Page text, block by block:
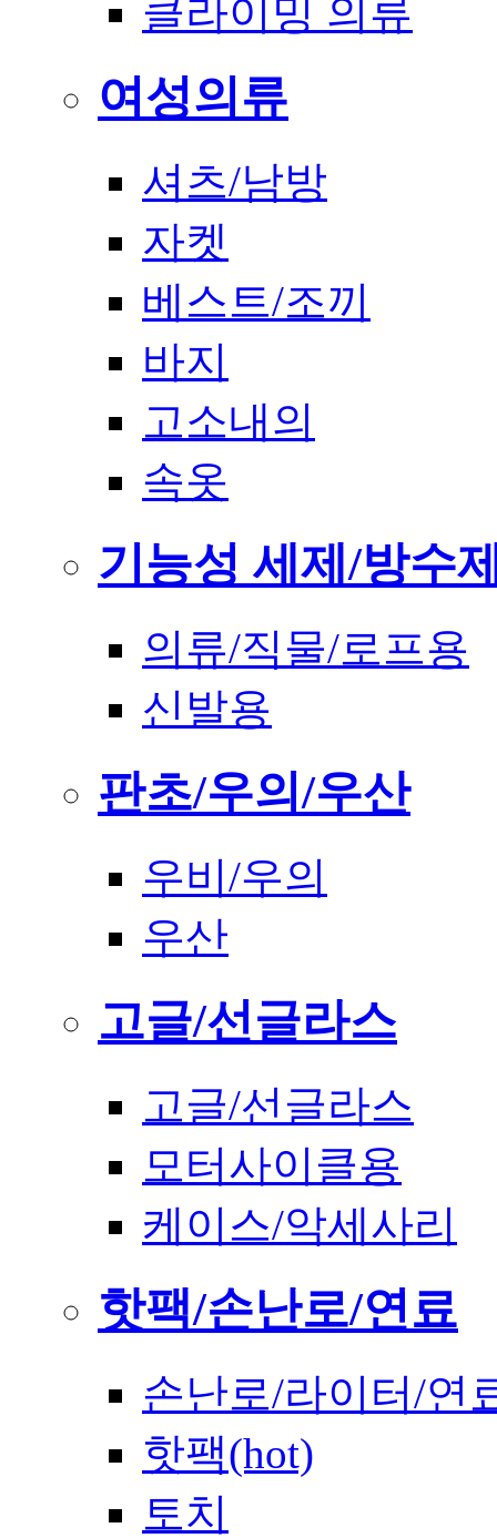
클라이밍 의류
여성의류
셔츠/남방
자켓
베스트/조끼
바지
고소내의
속옷
기능성 세제/방수
의류/직물/로프용
신발용
판초/우의/우산
우비/우의
우산
고글/선글라스
고글/선글라스
모터사이클용
케이스/악세사리
핫팩/손난로/연료
손난로/라이터/연
핫팩(hot)
토치